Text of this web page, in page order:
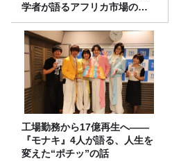
学者が語るアフリカ市場のリ
アル
工場勤務から17億再生へ——
『モナキ』4人が語る、人生を
変えた“ポチッ”の話